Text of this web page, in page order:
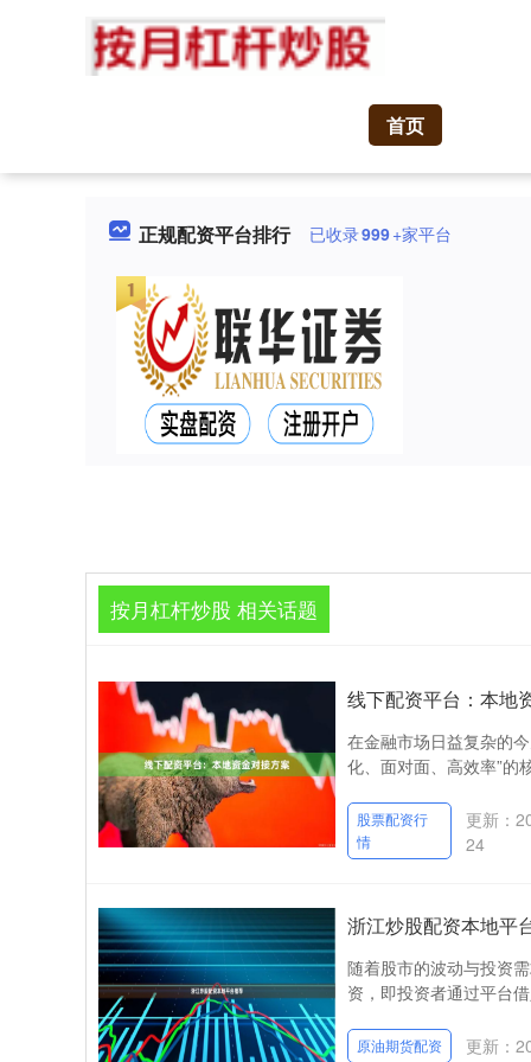
首页
正规配资平台排行 已收录999+家平台
按月杠杆炒股 相关话题
线下配资平台：本地
在金融市场日益复杂的
化、面对面、高效率”的
股票配资行
情
更新：
24
浙江炒股配资本地平
随着股市的波动与投资
资，即投资者通过平台
原油期货配资 更新：